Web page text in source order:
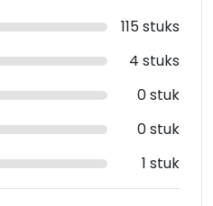
115 stuks
4 stuks
0 stuk
0 stuk
1 stuk